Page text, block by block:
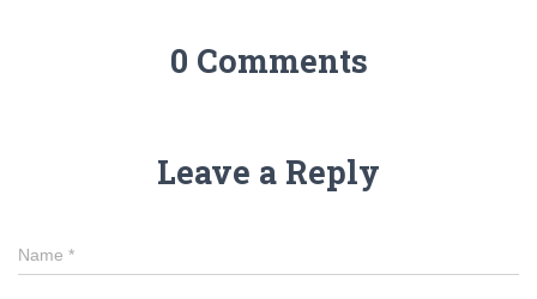
0 Comments
Leave a Reply
Name *